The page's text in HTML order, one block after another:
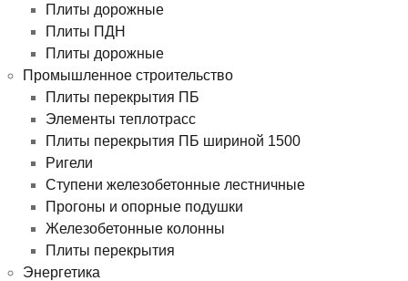
Плиты дорожные
Плиты ПДН
Плиты дорожные
Промышленное строительство
Плиты перекрытия ПБ
Элементы теплотрасс
Плиты перекрытия ПБ шириной 1500
Ригели
Ступени железобетонные лестничные
Прогоны и опорные подушки
Железобетонные колонны
Плиты перекрытия
Энергетика